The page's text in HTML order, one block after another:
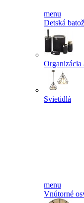
menu
Detská
Organizácia
Svietidlá
menu
Vnútorné